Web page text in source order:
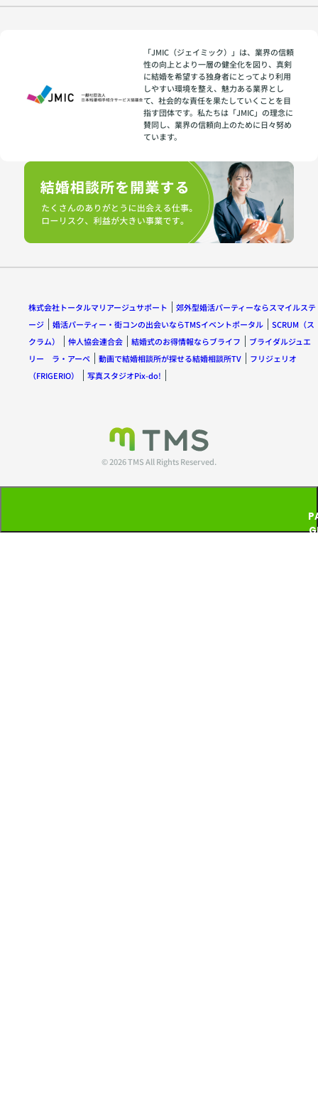
「JMIC（ジェイミック）」は、業界の信頼
性の向上とより一層の健全化を図り、真剣
に結婚を希望する独身者にとってより利用
しやすい環境を整え、魅力ある業界とし
て、社会的な責任を果たしていくことを目
指す団体です。私たちは「JMIC」の理念に
賛同し、業界の信頼向上のために日々努め
ています。
株式会社トータルマリアージュサポート
郊外型婚活パーティーならスマイルステ
ージ
婚活パーティー・街コンの出会いならTMSイベントポータル
SCRUM（ス
クラム）
仲人協会連合会 結婚式のお得情報ならブライフ
ブライダルジュエ
リー ラ・アーペ
動画で結婚相談所が探せる結婚相談所TV
フリジェリオ
（FRIGERIO）
写真スタジオPix-do!
© 2026 TMS All Rights Reserved.